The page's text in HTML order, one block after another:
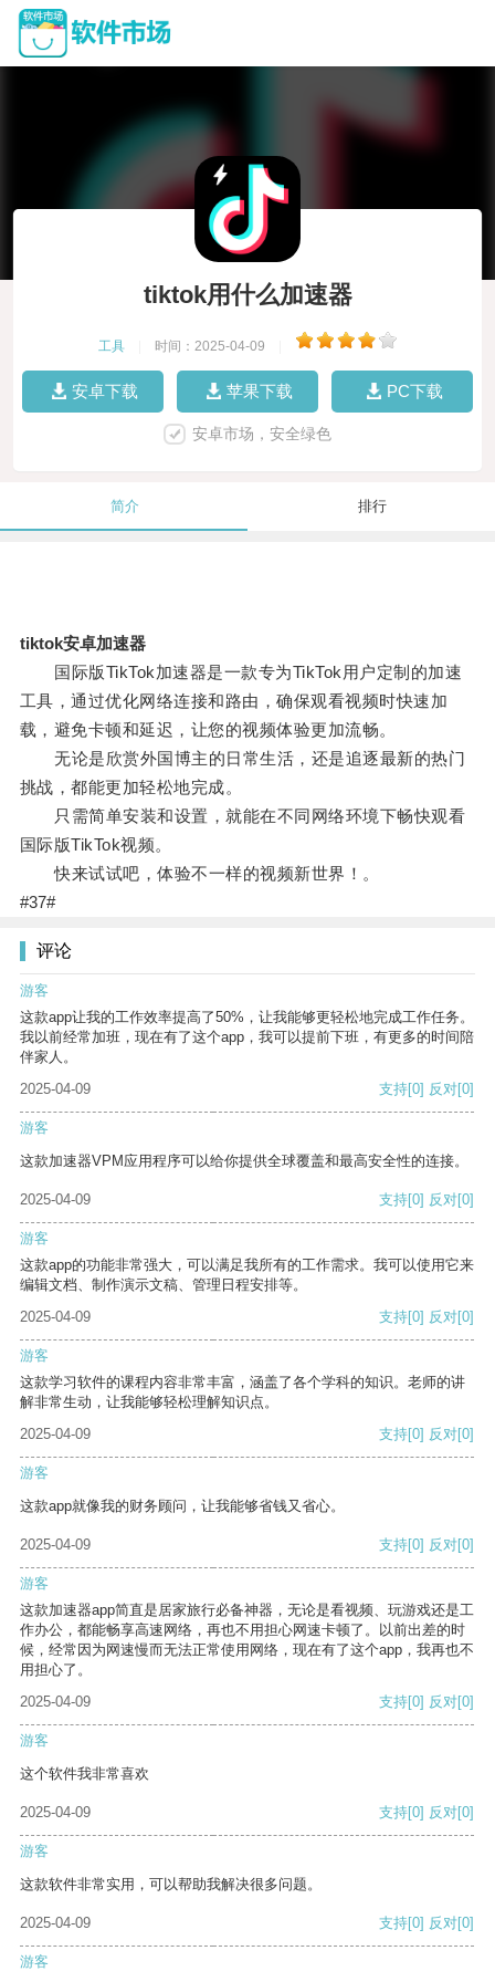
tiktok用什么加速器
工具 时间：2025-04-09
安卓下载 苹果下载 PC下载
安卓市场，安全绿色
简介 排行
tiktok安卓加速器
国际版TikTok加速器是一款专为TikTok用户定制的加速
工具，通过优化网络连接和路由，确保观看视频时快速加
载，避免卡顿和延迟，让您的视频体验更加流畅。
无论是欣赏外国博主的日常生活，还是追逐最新的热门
挑战，都能更加轻松地完成。
只需简单安装和设置，就能在不同网络环境下畅快观看
国际版TikTok视频。
快来试试吧，体验不一样的视频新世界！。
#37#
评论
游客
这款app让我的工作效率提高了50%，让我能够更轻松地完成工作任务。
我以前经常加班，现在有了这个app，我可以提前下班，有更多的时间陪
伴家人。
2025-04-09
支持[0] 反对[0]
游客
这款加速器VPM应用程序可以给你提供全球覆盖和最高安全性的连接。
2025-04-09 支持[0] 反对[0]
游客
这款app的功能非常强大，可以满足我所有的工作需求。我可以使用它来
编辑文档、制作演示文稿、管理日程安排等。
2025-04-09
支持[0] 反对[0]
游客
这款学习软件的课程内容非常丰富，涵盖了各个学科的知识。老师的讲
解非常生动，让我能够轻松理解知识点。
2025-04-09
支持[0] 反对[0]
游客
这款app就像我的财务顾问，让我能够省钱又省心。
2025-04-09 支持[0] 反对[0]
游客
这款加速器app简直是居家旅行必备神器，无论是看视频、玩游戏还是工
作办公，都能畅享高速网络，再也不用担心网速卡顿了。以前出差的时
候，经常因为网速慢而无法正常使用网络，现在有了这个app，我再也不
用担心了。
2025-04-09
支持[0] 反对[0]
游客
这个软件我非常喜欢
2025-04-09 支持[0] 反对[0]
游客
这款软件非常实用，可以帮助我解决很多问题。
2025-04-09 支持[0] 反对[0]
游客